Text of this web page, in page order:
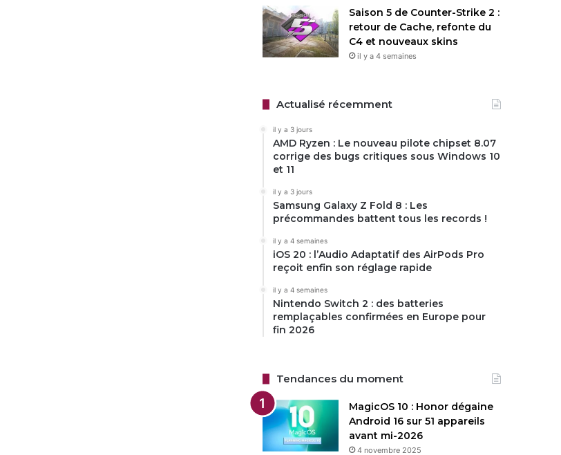
Saison 5 de Counter-Strike 2 :
retour de Cache, refonte du
C4 et nouveaux skins
il y a 4 semaines
Actualisé récemment
il y a 3 jours
AMD Ryzen : Le nouveau pilote chipset 8.07
corrige des bugs critiques sous Windows 10
et 11
il y a 3 jours
Samsung Galaxy Z Fold 8 : Les
précommandes battent tous les records !
il y a 4 semaines
iOS 20 : l’Audio Adaptatif des AirPods Pro
reçoit enfin son réglage rapide
il y a 4 semaines
Nintendo Switch 2 : des batteries
remplaçables confirmées en Europe pour
fin 2026
Tendances du moment
MagicOS 10 : Honor dégaine
Android 16 sur 51 appareils
avant mi-2026
4 novembre 2025